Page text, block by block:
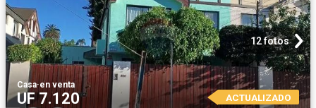
12 fotos
Casa·en venta
UF 7.120 ACTUALIZADO